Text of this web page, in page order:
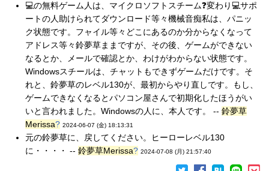
💻の無料ゲーム人は、マイクロソフトスチーム❓変わり💻サポ
ートの人助けられてダウンロード等々機械音痴私は、パニッ
ク状態です。フャイル等々どこにあるのか分からなくなって
アドレス等々鈴夢草ままですが、その後、ゲームができない
なるとか、メールで確認とか、わけがわからない状態です。
Windowsスチールは、チャットもできずゲームだけです。そ
れと、鈴夢草のレベル130が、最初からやり直しです。もし、
ゲームできなくなるとパソコン屋さんで初期化したほうがい
いと言われました。Windowsの人に、本人です。 -- 鈴夢草
Merissa? 2024-06-07 (金) 18:13:31
元の鈴夢草に、戻してください。ヒーローレベル130
に・・・・ -- 鈴夢草Merissa? 2024-07-08 (月) 21:57:40